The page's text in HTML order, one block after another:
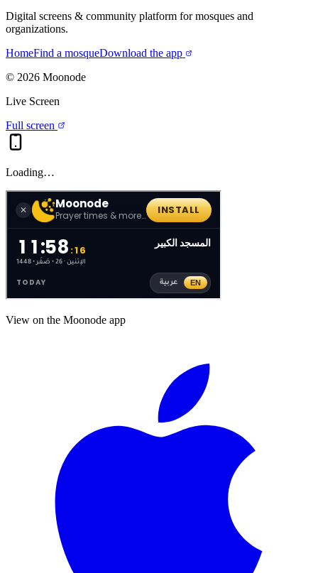
Digital screens & community platform for mosques and
organizations.
HomeFind a mosqueDownload the app
© 2026 Moonode
Live Screen
Full screen
Loading…
View on the Moonode app